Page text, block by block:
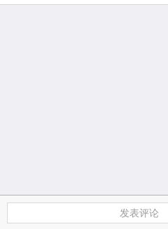
发表评论